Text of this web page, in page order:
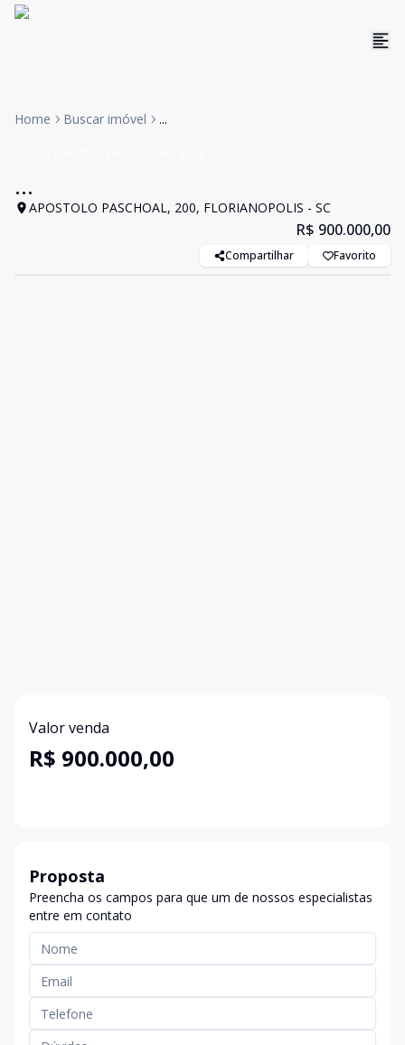
Home Buscar imóvel ...
...
APOSTOLO PASCHOAL, 200, FLORIANOPOLIS - SC
R$ 900.000,00
Compartilhar Favorito
Valor venda
R$ 900.000,00
Proposta
Preencha os campos para que um de nossos especialistas
entre em contato